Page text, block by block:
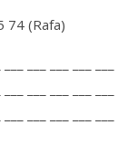
74 (Rafa)